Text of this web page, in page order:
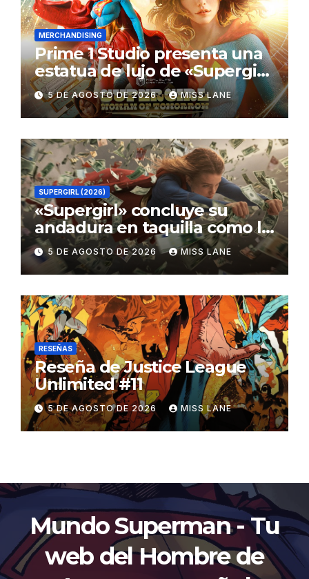
MERCHANDISING
Prime 1 Studio presenta una
estatua de lujo de «Supergirl:
La Mujer del Mañana»
5 DE AGOSTO DE 2026 MISS LANE
SUPERGIRL (2026)
«Supergirl» concluye su
andadura en taquilla como la
película de DC con menor
recaudación desde
«Catwoman»
5 DE AGOSTO DE 2026 MISS LANE
RESEÑAS
Reseña de Justice League
Unlimited #11
5 DE AGOSTO DE 2026 MISS LANE
Mundo Superman - Tu
web del Hombre de